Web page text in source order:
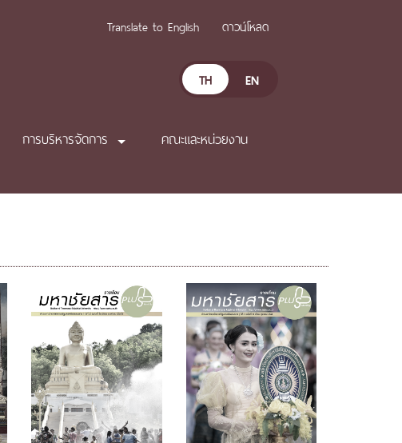
Translate to English ดาวน์โหลด
TH EN
การบริหารจัดการ
คณะและหน่วยงาน